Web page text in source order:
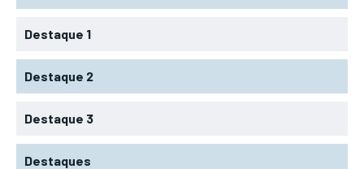
Destaque 1
Destaque 2
Destaque 3
Destaques